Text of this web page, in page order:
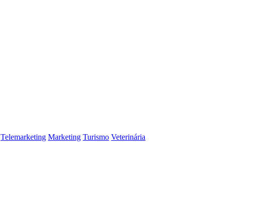
Telemarketing Marketing Turismo Veterinária